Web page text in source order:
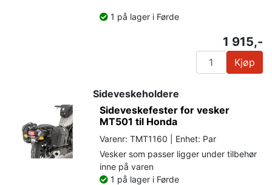
1 på lager i Førde
1 915,-
Kjøp
Sideveskeholdere
Sideveskefester for vesker
MT501 til Honda
Varenr: TMT1160 | Enhet: Par
Vesker som passer ligger under tilbehør
inne på varen
1 på lager i Førde